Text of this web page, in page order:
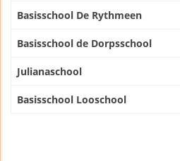
Basisschool De Rythmeen
Basisschool de Dorpsschool
Julianaschool
Basisschool Looschool